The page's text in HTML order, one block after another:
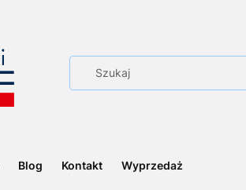
Blog Kontakt Wyprzedaż